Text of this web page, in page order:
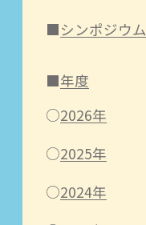
シンポジウム
年度
2026年
2025年
2024年